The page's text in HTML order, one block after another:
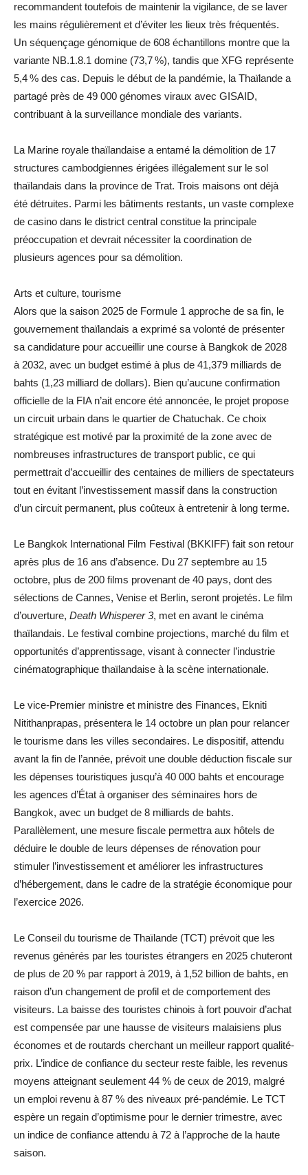
recommandent toutefois de maintenir la vigilance, de se laver
les mains régulièrement et d’éviter les lieux très fréquentés.
Un séquençage génomique de 608 échantillons montre que la
variante NB.1.8.1 domine (73,7 %), tandis que XFG représente
5,4 % des cas. Depuis le début de la pandémie, la Thaïlande a
partagé près de 49 000 génomes viraux avec GISAID,
contribuant à la surveillance mondiale des variants.
La Marine royale thaïlandaise a entamé la démolition de 17
structures cambodgiennes érigées illégalement sur le sol
thaïlandais dans la province de Trat. Trois maisons ont déjà
été détruites. Parmi les bâtiments restants, un vaste complexe
de casino dans le district central constitue la principale
préoccupation et devrait nécessiter la coordination de
plusieurs agences pour sa démolition.
Arts et culture, tourisme
Alors que la saison 2025 de Formule 1 approche de sa fin, le
gouvernement thaïlandais a exprimé sa volonté de présenter
sa candidature pour accueillir une course à Bangkok de 2028
à 2032, avec un budget estimé à plus de 41,379 milliards de
bahts (1,23 milliard de dollars). Bien qu’aucune confirmation
officielle de la FIA n’ait encore été annoncée, le projet propose
un circuit urbain dans le quartier de Chatuchak. Ce choix
stratégique est motivé par la proximité de la zone avec de
nombreuses infrastructures de transport public, ce qui
permettrait d’accueillir des centaines de milliers de spectateurs
tout en évitant l’investissement massif dans la construction
d’un circuit permanent, plus coûteux à entretenir à long terme.
Le Bangkok International Film Festival (BKKIFF) fait son retour
après plus de 16 ans d’absence. Du 27 septembre au 15
octobre, plus de 200 films provenant de 40 pays, dont des
sélections de Cannes, Venise et Berlin, seront projetés. Le film
d’ouverture, Death Whisperer 3, met en avant le cinéma
thaïlandais. Le festival combine projections, marché du film et
opportunités d’apprentissage, visant à connecter l’industrie
cinématographique thaïlandaise à la scène internationale.
Le vice-Premier ministre et ministre des Finances, Ekniti
Nitithanprapas, présentera le 14 octobre un plan pour relancer
le tourisme dans les villes secondaires. Le dispositif, attendu
avant la fin de l’année, prévoit une double déduction fiscale sur
les dépenses touristiques jusqu’à 40 000 bahts et encourage
les agences d’État à organiser des séminaires hors de
Bangkok, avec un budget de 8 milliards de bahts.
Parallèlement, une mesure fiscale permettra aux hôtels de
déduire le double de leurs dépenses de rénovation pour
stimuler l’investissement et améliorer les infrastructures
d’hébergement, dans le cadre de la stratégie économique pour
l’exercice 2026.
Le Conseil du tourisme de Thaïlande (TCT) prévoit que les
revenus générés par les touristes étrangers en 2025 chuteront
de plus de 20 % par rapport à 2019, à 1,52 billion de bahts, en
raison d’un changement de profil et de comportement des
visiteurs. La baisse des touristes chinois à fort pouvoir d’achat
est compensée par une hausse de visiteurs malaisiens plus
économes et de routards cherchant un meilleur rapport qualité-
prix. L’indice de confiance du secteur reste faible, les revenus
moyens atteignant seulement 44 % de ceux de 2019, malgré
un emploi revenu à 87 % des niveaux pré-pandémie. Le TCT
espère un regain d’optimisme pour le dernier trimestre, avec
un indice de confiance attendu à 72 à l’approche de la haute
saison.